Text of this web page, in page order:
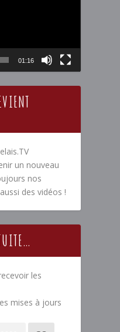
01:16
un nouveau
nos
des vidéos !
les
mises à jours